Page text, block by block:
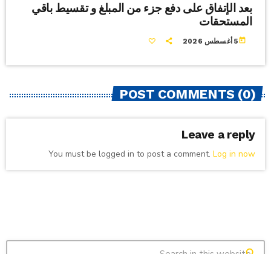
بعد الإتفاق على دفع جزء من المبلغ و تقسيط باقي
المستحقات
today5 أغسطس 2026
POST COMMENTS (0)
Leave a reply
You must be logged in to post a comment. Log in now